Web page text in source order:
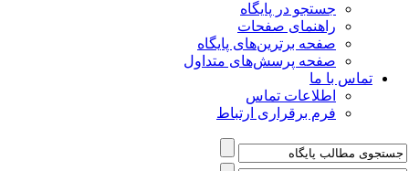
جستجو در پایگاه
راهنمای صفحات
صفحه برترین‌های پایگاه
صفحه پرسش‌های متداول
تماس با ما
اطلاعات تماس
فرم برقراری ارتباط